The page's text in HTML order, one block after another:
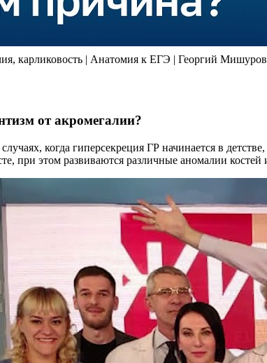
карликовость | Анатомия к ЕГЭ | Георгий
от акромегалии?
когда гиперсекреция ГР начинается в
при этом развиваются различные аномалии костей